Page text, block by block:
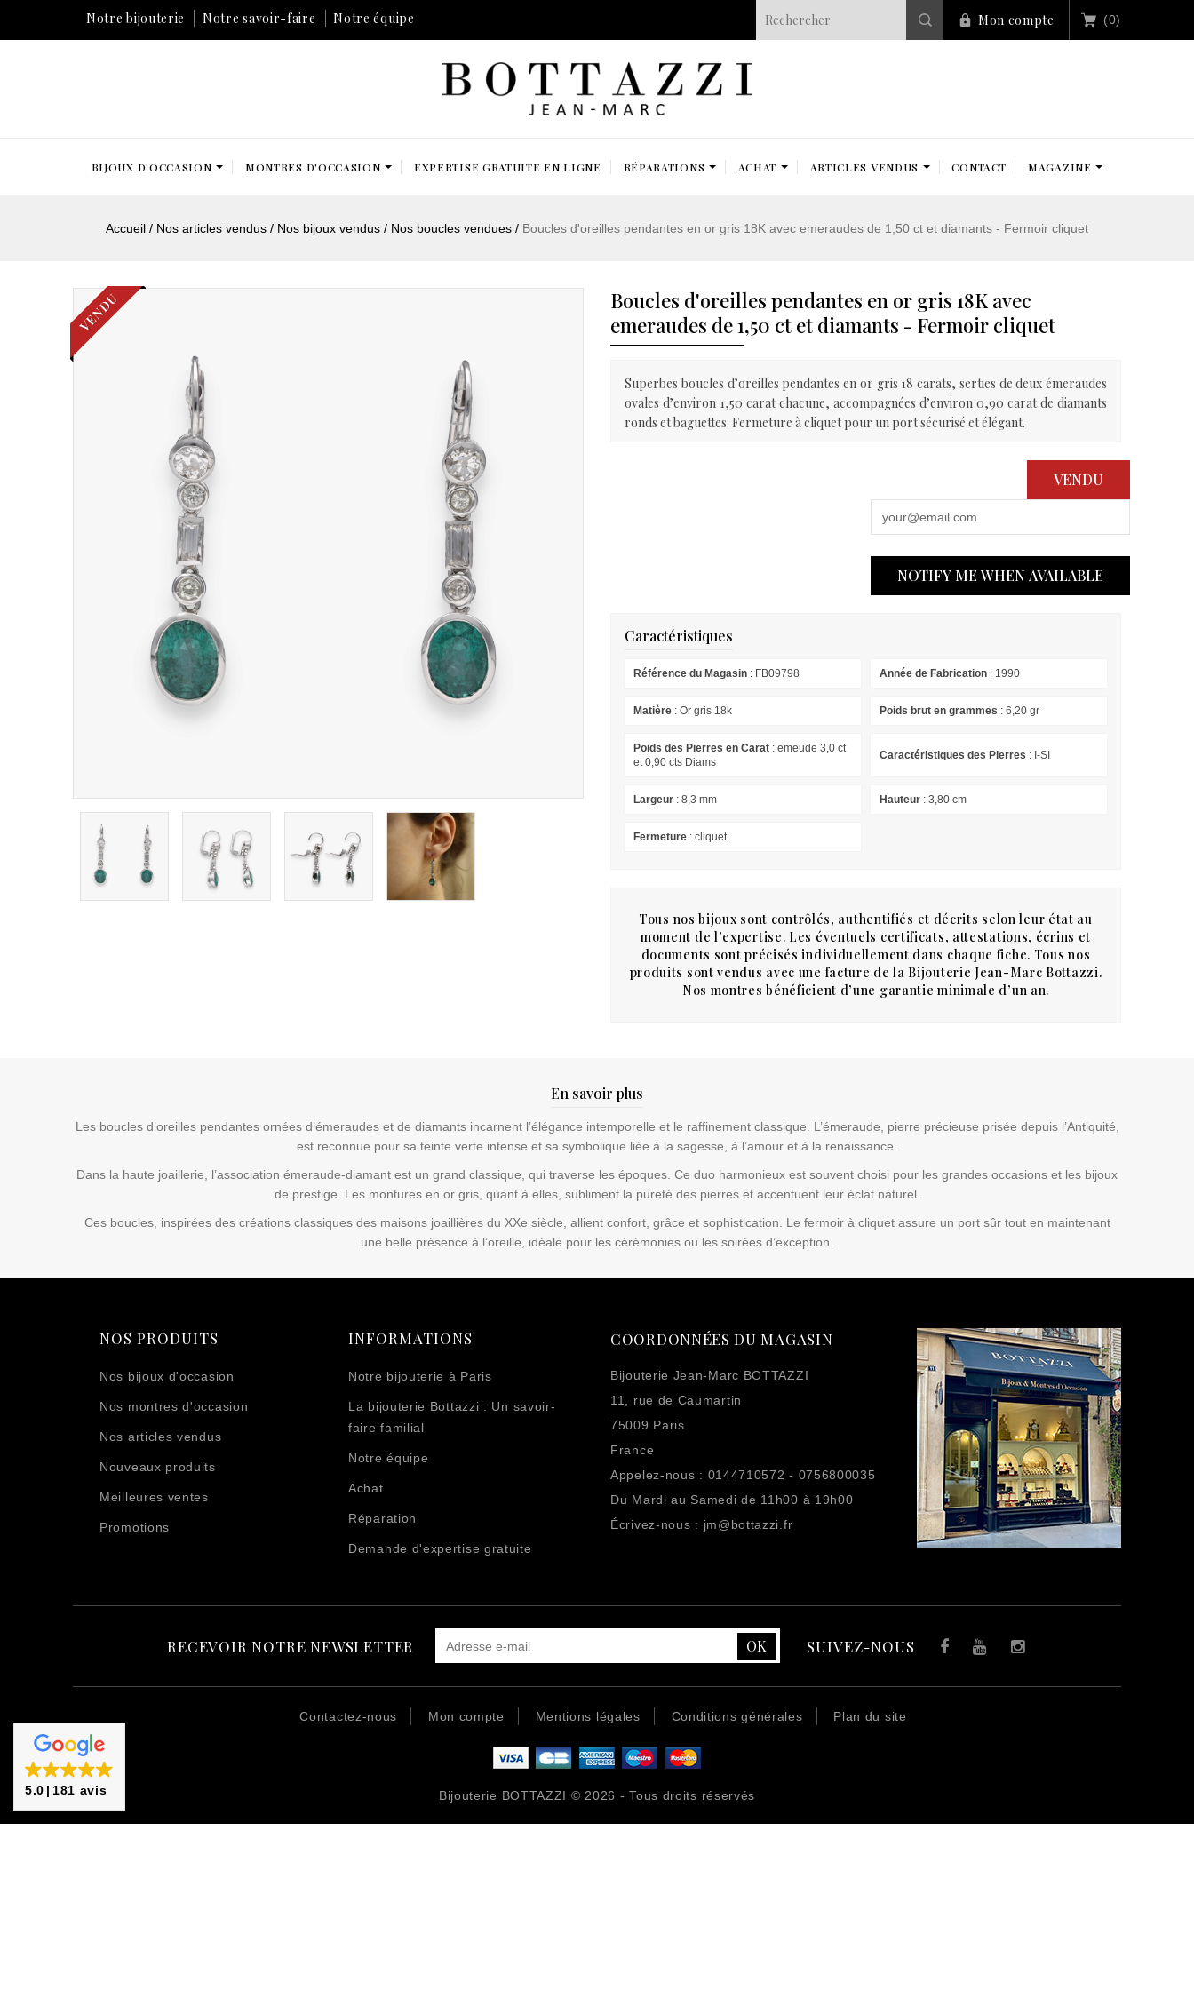
Notre bijouterie Notre savoir-faire Notre équipe Mon compte (0)
BIJOUX D'OCCASION MONTRES D'OCCASION EXPERTISE GRATUITE EN LIGNE RÉPARATIONS ACHAT ARTICLES VENDUS CONTACT MAGAZINE
Accueil Nos articles vendus Nos bijoux vendus Nos boucles vendues Boucles d'oreilles pendantes en or gris 18K avec emeraudes de 1,50 ct et diamants - Fermoir cliquet
VENDU
Boucles d'oreilles pendantes en or gris 18K avec
emeraudes de 1,50 ct et diamants - Fermoir cliquet
Superbes boucles d’oreilles pendantes en or gris 18 carats, serties de deux émeraudes
ovales d’environ 1,50 carat chacune, accompagnées d’environ 0,90 carat de diamants
ronds et baguettes. Fermeture à cliquet pour un port sécurisé et élégant.
VENDU
NOTIFY ME WHEN AVAILABLE
Caractéristiques
Référence du Magasin : FB09798 Année de Fabrication: 1990
Matière : Or gris 18k Poids brut en grammes : 6,20 gr
Poids des Pierres en Carat : emeude 3,0 ct
et 0,90 cts Diams
Caractéristiques des Pierres : I-SI
Largeur : 8,3 mm Hauteur: 3,80 cm
Fermeture : cliquet
Tous nos bijoux sont contrôlés, authentifiés et décrits selon leur état au
moment de l’expertise. Les éventuels certificats, attestations, écrins et
documents sont précisés individuellement dans chaque fiche. Tous nos
produits sont vendus avec une facture de la Bijouterie Jean-Marc Bottazzi.
Nos montres bénéficient d’une garantie minimale d’un an.
En savoir plus
Les boucles d’oreilles pendantes ornées d’émeraudes et de diamants incarnent l’élégance intemporelle et le raffinement classique. L’émeraude, pierre précieuse prisée depuis l’Antiquité,
est reconnue pour sa teinte verte intense et sa symbolique liée à la sagesse, à l’amour et à la renaissance.
Dans la haute joaillerie, l’association émeraude-diamant est un grand classique, qui traverse les époques. Ce duo harmonieux est souvent choisi pour les grandes occasions et les bijoux
de prestige. Les montures en or gris, quant à elles, subliment la pureté des pierres et accentuent leur éclat naturel.
Ces boucles, inspirées des créations classiques des maisons joaillières du XXe siècle, allient confort, grâce et sophistication. Le fermoir à cliquet assure un port sûr tout en maintenant
une belle présence à l’oreille, idéale pour les cérémonies ou les soirées d’exception.
NOS PRODUITS
Nos bijoux d'occasion
Nos montres d'occasion
Nos articles vendus
Nouveaux produits
Meilleures ventes
Promotions
INFORMATIONS
Notre bijouterie à Paris
La bijouterie Bottazzi : Un savoir-
faire familial
Notre équipe
Achat
Réparation
Demande d'expertise gratuite
COORDONNÉES DU MAGASIN
Bijouterie Jean-Marc BOTTAZZI
11, rue de Caumartin
75009 Paris
France
Appelez-nous : 0144710572 - 0756800035
Du Mardi au Samedi de 11h00 à 19h00
Écrivez-nous : jm@bottazzi.fr
RECEVOIR NOTRE NEWSLETTER SUIVEZ-NOUS FacebookYouTubeInstagram
Contactez-nous Mon compte Mentions légales Conditions générales Plan du site
Bijouterie BOTTAZZI © 2026 - Tous droits réservés
5.0 181 avis